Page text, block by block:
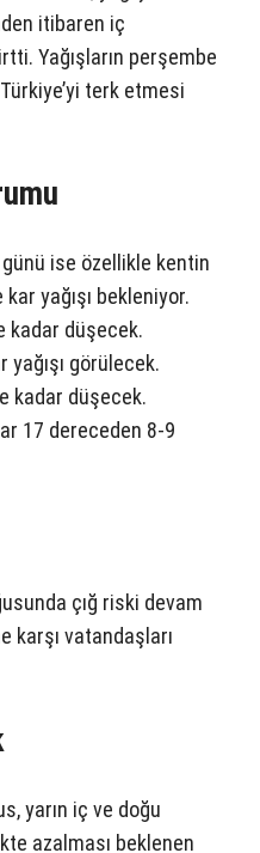
itibaren iç
Yağışların perşembe
terk etmesi
günü ise özellikle kentin
yağışı bekleniyor.
kadar düşecek.
görülecek.
kadar düşecek.
17 dereceden 8-9
çığ riski devam
karşı vatandaşları
yarın iç ve doğu
azalması beklenen